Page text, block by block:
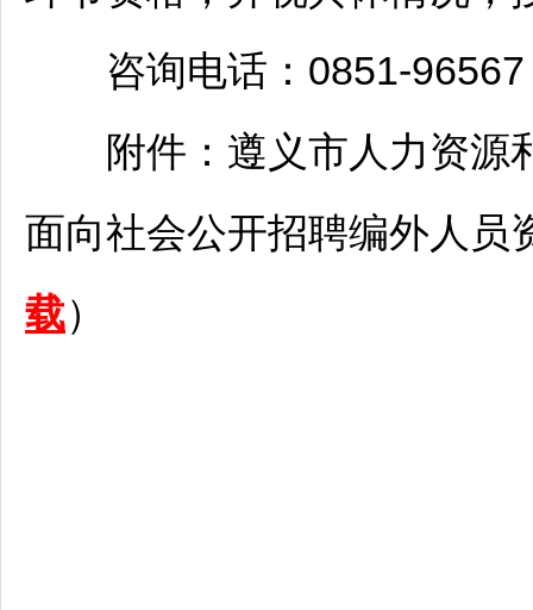
咨询电话：0851-96567
附件： 遵义市人力资源
面向社会公开招聘编外人员
载）